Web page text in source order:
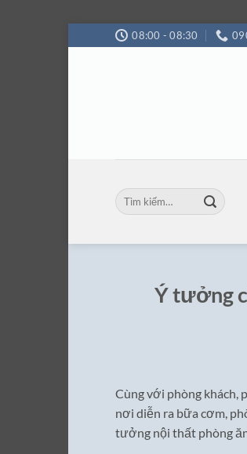
qua
08:00 - 08:30
Tìm
kiếm:
Ý tưởng
Cùng với phòng khách,
nơi diễn ra bữa cơm,
tưởng nội thất phòng